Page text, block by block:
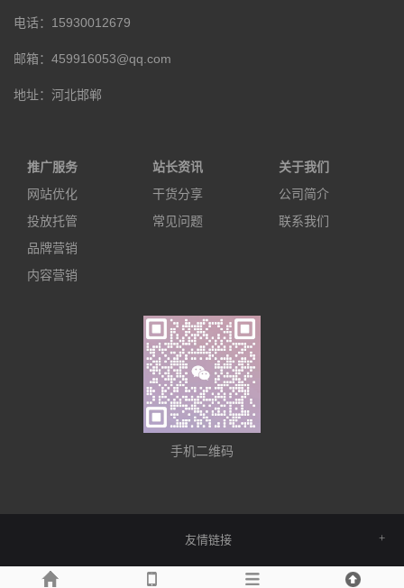
电话：15930012679
邮箱：459916053@qq.com
地址：河北邯郸
推广服务
网站优化
投放托管
品牌营销
内容营销
站长资讯
干货分享
常见问题
关于我们
公司简介
联系我们
手机二维码
友情链接